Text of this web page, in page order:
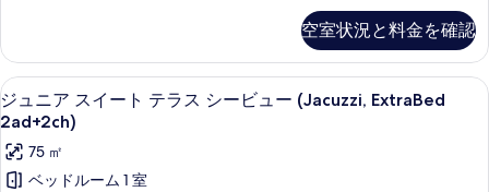
表
示
す
る
の
す
べ
て
の
シ
ー
ビ
ュ
(Anantara)
の
空室状況と料金を確認
ジ
ュ
ニ
ア
6
ジュニア スイート テラス シービュー (Jacuzzi, ExtraBed
2ad+2ch)
75 ㎡
ベッドルーム 1 室